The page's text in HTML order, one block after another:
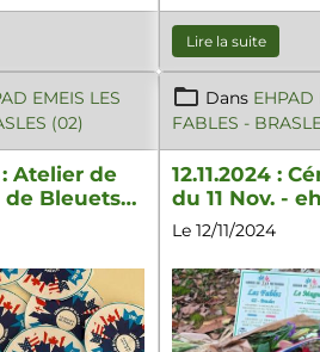
Brasles.
Lire la suite
EMEIS LES
(02)
: Atelier de
Bleuets
Les
Dans EHPAD
FABLES -
12.11.2024 :
du 11 Nov. -
emeis Les
Brasles(02)
Le 12/11/2024